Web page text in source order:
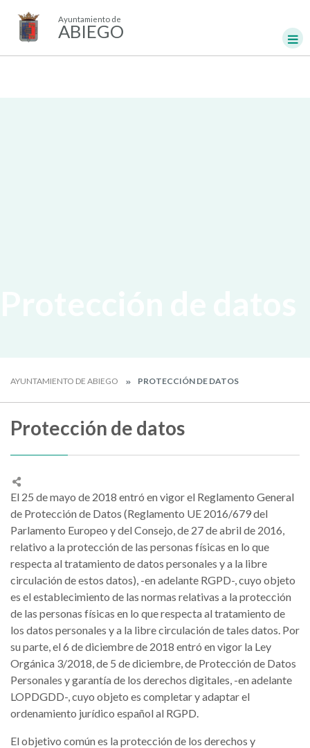
Ayuntamiento de
ABIEGO
AYUNTAMIENTO DE ABIEGO PROTECCIÓN DE DATOS
Protección de datos
El 25 de mayo de 2018 entró en vigor el Reglamento General
de Protección de Datos (Reglamento UE 2016/679 del
Parlamento Europeo y del Consejo, de 27 de abril de 2016,
relativo a la protección de las personas físicas en lo que
respecta al tratamiento de datos personales y a la libre
circulación de estos datos), -en adelante RGPD-, cuyo objeto
es el establecimiento de las normas relativas a la protección
de las personas físicas en lo que respecta al tratamiento de
los datos personales y a la libre circulación de tales datos. Por
su parte, el 6 de diciembre de 2018 entró en vigor la Ley
Orgánica 3/2018, de 5 de diciembre, de Protección de Datos
Personales y garantía de los derechos digitales, -en adelante
LOPDGDD-, cuyo objeto es completar y adaptar el
ordenamiento jurídico español al RGPD.
El objetivo común es la protección de los derechos y